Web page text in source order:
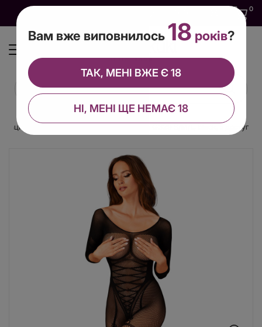
0
підв’язок Obsessive Bodystocking G329 S/M/L, black, з доступом
Вам вже виповнилось 18 років?
НІ, МЕНІ ЩЕ НЕМАЄ 18
ТАК, МЕНІ ВЖЕ Є 18